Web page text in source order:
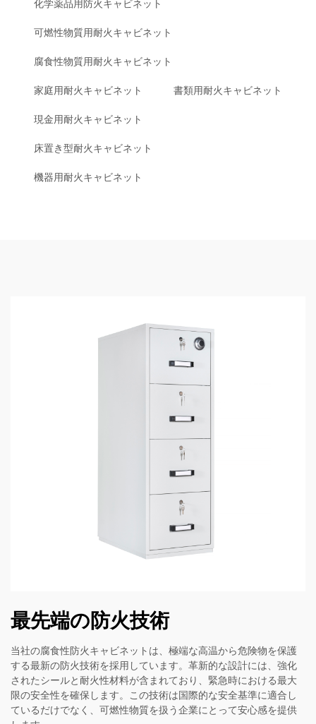
化学薬品用防火キャビネット
可燃性物質用耐火キャビネット
腐食性物質用耐火キャビネット
家庭用耐火キャビネット 書類用耐火キャビネット
現金用耐火キャビネット
床置き型耐火キャビネット
機器用耐火キャビネット
最先端の防火技術
当社の腐食性防火キャビネットは、極端な高温から危険物を保護
する最新の防火技術を採用しています。革新的な設計には、強化
されたシールと耐火性材料が含まれており、緊急時における最大
限の安全性を確保します。この技術は国際的な安全基準に適合し
ているだけでなく、可燃性物質を扱う企業にとって安心感を提供